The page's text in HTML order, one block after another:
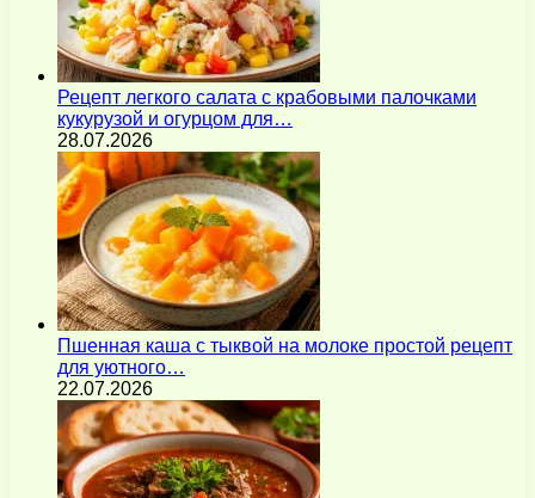
Рецепт легкого салата с крабовыми палочками
кукурузой и огурцом для…
28.07.2026
Пшенная каша с тыквой на молоке простой рецепт
для уютного…
22.07.2026